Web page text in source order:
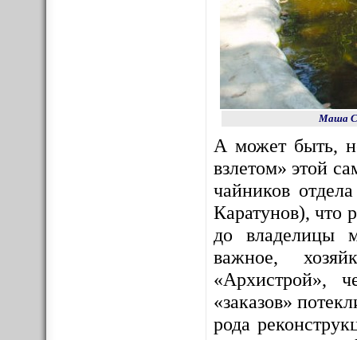
Маша
А может быть,
взлетом» этой
чайников
Каратунов), что
до владелицы
важное,
«Архистрой»,
«заказов»
рода